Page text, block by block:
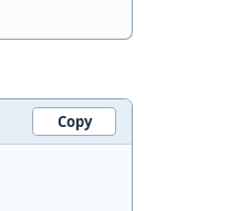
Copy